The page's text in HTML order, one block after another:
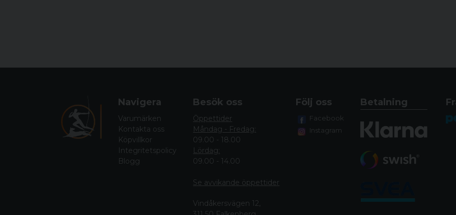
Maximal kaliber
IP-klassning (vattentät)
Stötsäker
Dimtät
Linsbeläggning
Navigera
Varumärken
Kontakta oss
Köpvillkor
Integritetspolicy
Blogg
Besök oss
Öppettider
Måndag - Fredag:
09.00 - 18.00
Lördag:
09.00 - 14.00
Se avvikande öppettider
Vindåkersvägen 12,
Följ oss
Facebook
Instagram
Betalning